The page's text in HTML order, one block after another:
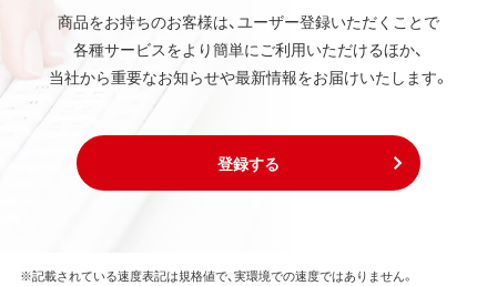
商品をお持ちのお客様は、ユーザー登録いただくことで
各種サービスをより簡単にご利用いただけるほか、
当社から重要なお知らせや最新情報をお届けいたします。
登録する
※記載されている速度表記は規格値で、実環境での速度ではありません。